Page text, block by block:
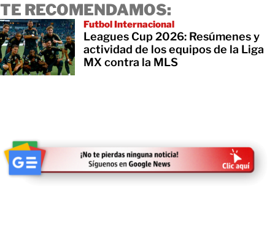
TE RECOMENDAMOS:
Futbol Internacional
Leagues Cup 2026: Resúmenes y
actividad de los equipos de la Liga
MX contra la MLS